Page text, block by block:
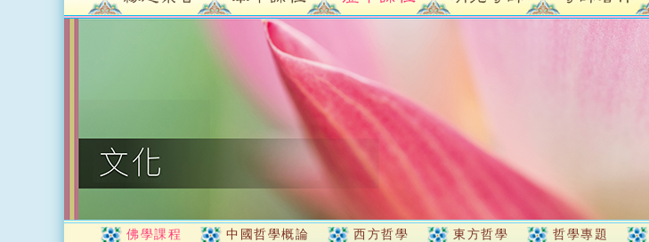
佛學課程 中國哲學概論 西方哲學 東方哲學 哲學專題